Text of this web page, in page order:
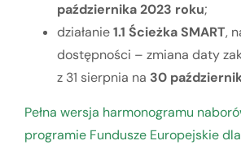
października 2023 roku;
działanie1.1 Ścieżka SMART,
dostępności – zmiana daty
z 31 sierpnia na 30
Pełna wersja harmonogramu
programie Fundusze Europejskie